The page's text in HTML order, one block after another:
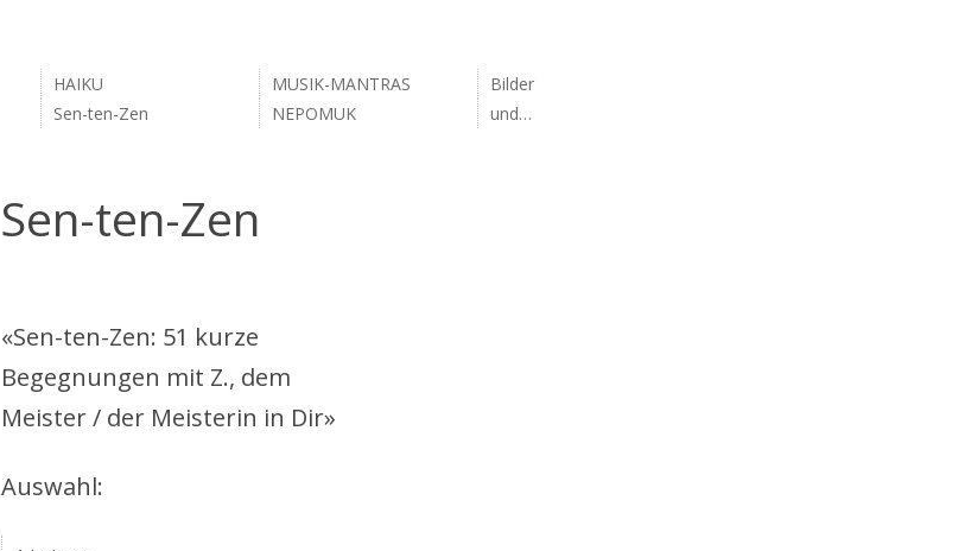
HAIKU MUSIK-MANTRAS
Bilder
Sen-ten-Zen NEPOMUK und…
Sen-ten-Zen
«Sen-ten-Zen: 51 kurze
Begegnungen mit Z., dem
Meister / der Meisterin in Dir»
Auswahl: